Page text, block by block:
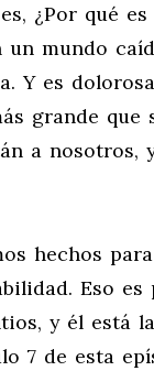
¿Por qué
un mundo
Y es
grande que
a nosotros,
hechos
Eso es
y él está
7 de esta